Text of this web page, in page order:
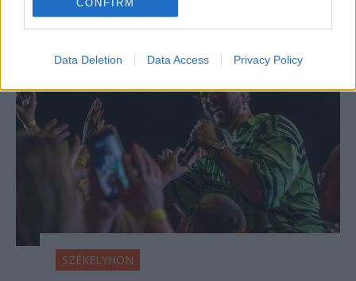
CONFIRM
Data Deletion Data Access Privacy Policy
SZÉKELYHON